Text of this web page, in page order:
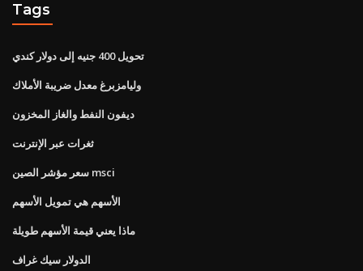
Tags
تحويل 400 جنيه إلى دولار كندي
وليامزبرغ معدل ضريبة الأملاك
ديفون النفط والغاز المخزون
ثغرات عبر الإنترنت
سعر مؤشر الصين msci
الأسهم هي تمويل الأسهم
ماذا يعني قيمة الأسهم طويلة
الدولار سيك غراف